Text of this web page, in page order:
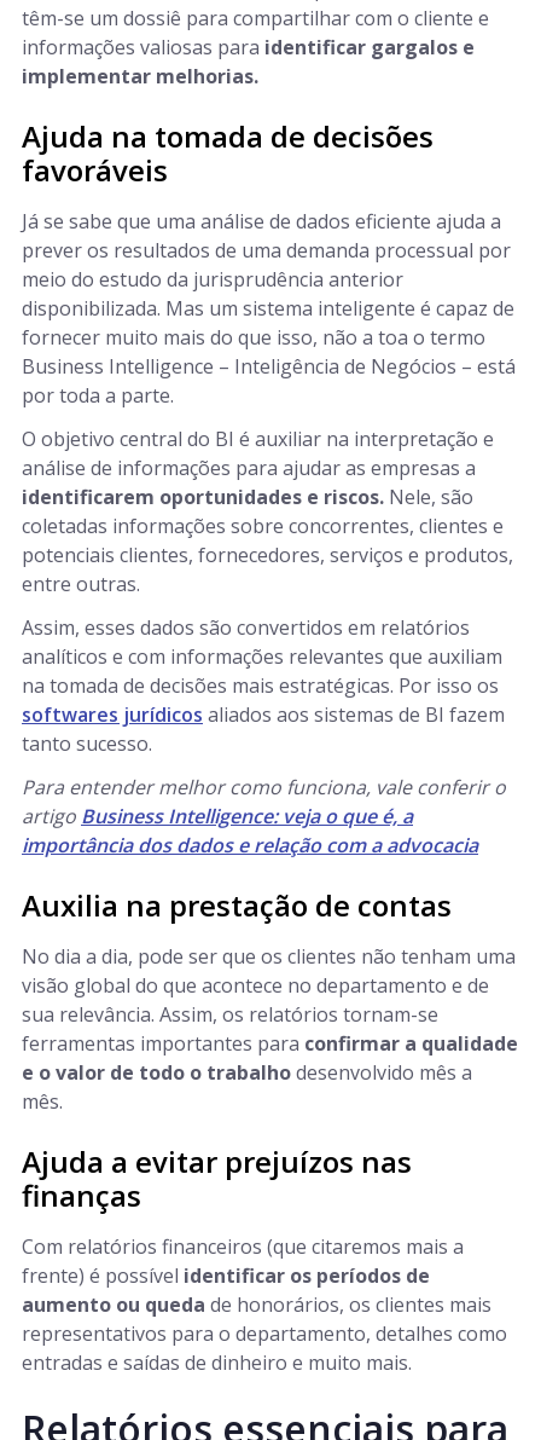
têm-se um dossiê para compartilhar com o cliente e
informações valiosas para identificar gargalos e
implementar melhorias.
Ajuda na tomada de decisões
favoráveis
Já se sabe que uma análise de dados eficiente ajuda a
prever os resultados de uma demanda processual por
meio do estudo da jurisprudência anterior
disponibilizada. Mas um sistema inteligente é capaz de
fornecer muito mais do que isso, não a toa o termo
Business Intelligence – Inteligência de Negócios – está
por toda a parte.
O objetivo central do BI é auxiliar na interpretação e
análise de informações para ajudar as empresas a
identificarem oportunidades e riscos. Nele, são
coletadas informações sobre concorrentes, clientes e
potenciais clientes, fornecedores, serviços e produtos,
entre outras.
Assim, esses dados são convertidos em relatórios
analíticos e com informações relevantes que auxiliam
na tomada de decisões mais estratégicas. Por isso os
softwares jurídicos aliados aos sistemas de BI fazem
tanto sucesso.
Para entender melhor como funciona, vale conferir o
artigo Business Intelligence: veja o que é, a
importância dos dados e relação com a advocacia
Auxilia na prestação de contas
No dia a dia, pode ser que os clientes não tenham uma
visão global do que acontece no departamento e de
sua relevância. Assim, os relatórios tornam-se
ferramentas importantes para confirmar a qualidade
e o valor de todo o trabalhodesenvolvido mês a
mês.
Ajuda a evitar prejuízos nas
finanças
Com relatórios financeiros (que citaremos mais a
frente) é possível identificar os períodos de
aumento ou queda de honorários, os clientes mais
representativos para o departamento, detalhes como
entradas e saídas de dinheiro e muito mais.
Relatórios essenciais para